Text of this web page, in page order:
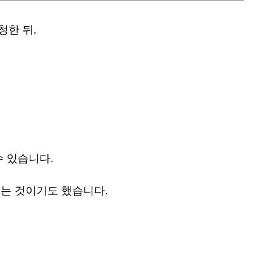
한 뒤,
있습니다.
것이기도 했습니다.